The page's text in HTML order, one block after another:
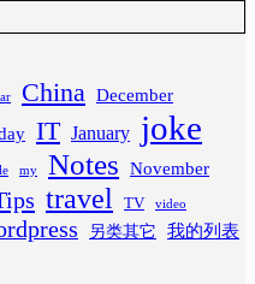
China
December
IT January joke
my Notes November
travel TV video
另类其它 我的列表